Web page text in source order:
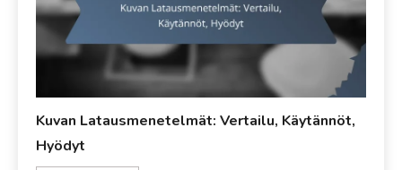
Kuvan Latausmenetelmät: Vertailu, Käytännöt,
Hyödyt